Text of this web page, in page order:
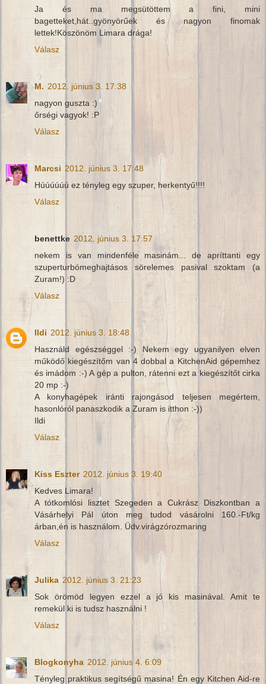
Ja és ma megsütöttem a fini, mini
bagetteket,hát..gyönyörűek és nagyon finomak
lettek!Köszönöm Limara drága!
Válasz
M. 2012. június 3. 17:38
nagyon guszta :)
őrségi vagyok! :P
Válasz
Marcsi 2012. június 3. 17:48
Húúúúúú ez tényleg egy szuper, herkentyű!!!!
Válasz
benettke 2012. június 3. 17:57
nekem is van mindenféle masinám... de apríttanti egy
szuperturbómeghajtásos sörelemes pasival szoktam (a
Zuram!) :D
Válasz
Ildi 2012. június 3. 18:48
Használd egészséggel :-) Nekem egy ugyanilyen elven
működő kiegészítőm van 4 dobbal a KitchenAid gépemhez
és imádom :-) A gép a pulton, rátenni ezt a kiegészítőt cirka
20 mp :-)
A konyhagépek iránti rajongásod teljesen megértem,
hasonlóról panaszkodik a Zuram is itthon :-))
Ildi
Válasz
Kiss Eszter 2012. június 3. 19:40
Kedves Limara!
A tótkomlósi lisztet Szegeden a Cukrász Diszkontban a
Vásárhelyi Pál úton meg tudod vásárolni 160.-Ft/kg
árban,én is használom. Üdv.virágzórozmaring
Válasz
Julika 2012. június 3. 21:23
Sok örömöd legyen ezzel a jó kis masinával. Amit te
remekül ki is tudsz használni !
Válasz
Blogkonyha 2012. június 4. 6:09
Tényleg praktikus segítségű masina! Én egy Kitchen Aid-re